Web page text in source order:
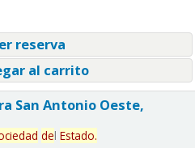
reserva
al carrito
San Antonio Oeste,
del Estado.